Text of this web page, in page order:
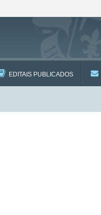
EDITAIS PUBLICADOS